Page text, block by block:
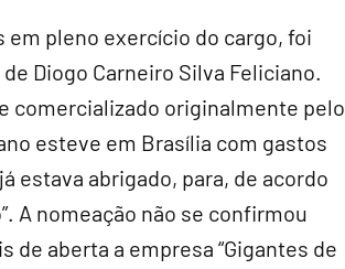
em pleno exercício do cargo, foi
Diogo Carneiro Silva Feliciano.
comercializado originalmente pelo
esteve em Brasília com gastos
estava abrigado, para, de acordo
A nomeação não se confirmou
de aberta a empresa “Gigantes de